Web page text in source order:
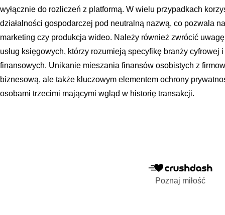
wyłącznie do rozliczeń z platformą. W wielu przypadkach
działalności gospodarczej pod neutralną nazwą, co pozwala
marketing czy produkcja wideo. Należy również zwrócić
usług księgowych, którzy rozumieją specyfikę branży
finansowych. Unikanie mieszania finansów osobistych z
biznesową, ale także kluczowym elementem ochrony
osobami trzecimi mającymi wgląd w historię transakcji.
Poznaj miłość